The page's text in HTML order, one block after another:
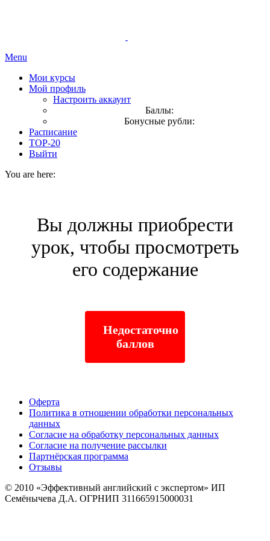
Menu
Мои курсы
Мой профиль
Настроить аккаунт
Баллы:
Бонусные рубли:
Расписание
TOP-20
Выйти
You are here:
Вы должны приобрести
урок, чтобы просмотреть
его содержание
Недостаточно
баллов
Оферта
Политика в отношении обработки персональных
данных
Согласие на обработку персональных данных
Согласие на получение рассылки
Партнёрская программа
Отзывы
© 2010 «Эффективный английский с экспертом» ИП
Семёнычева Д.А. ОГРНИП 311665915000031